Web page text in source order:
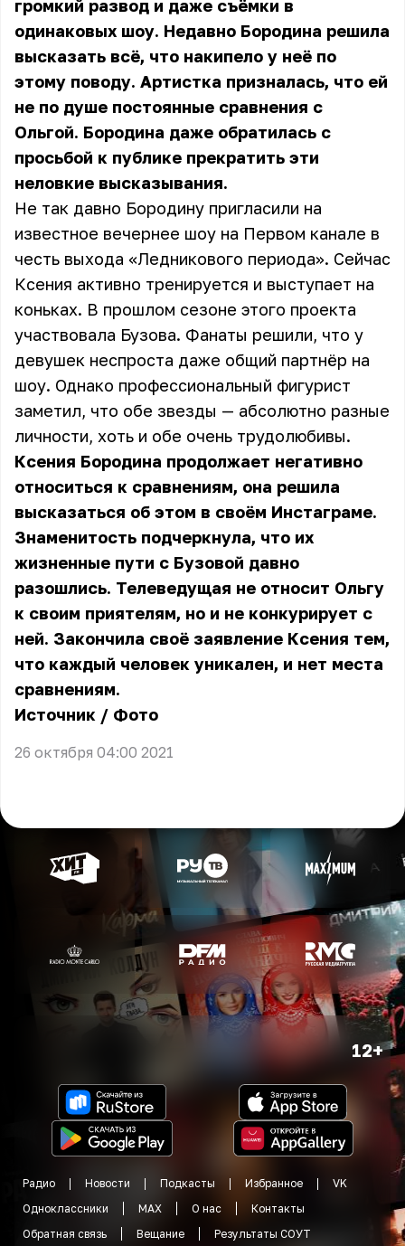
громкий развод и даже съёмки в
одинаковых шоу. Недавно Бородина решила
высказать всё, что накипело у неё по
этому поводу. Артистка призналась, что ей
не по душе постоянные сравнения с
Ольгой. Бородина даже обратилась с
просьбой к публике прекратить эти
неловкие высказывания.
Не так давно Бородину пригласили на
известное вечернее шоу на Первом канале в
честь выхода «Ледникового периода». Сейчас
Ксения активно тренируется и выступает на
коньках. В прошлом сезоне этого проекта
участвовала Бузова. Фанаты решили, что у
девушек неспроста даже общий партнёр на
шоу. Однако профессиональный фигурист
заметил, что обе звезды — абсолютно разные
личности, хоть и обе очень трудолюбивы.
Ксения Бородина продолжает негативно
относиться к сравнениям, она решила
высказаться об этом в своём Инстаграме.
Знаменитость подчеркнула, что их
жизненные пути с Бузовой давно
разошлись. Телеведущая не относит Ольгу
к своим приятелям, но и не конкурирует с
ней. Закончила своё заявление Ксения тем,
что каждый человек уникален, и нет места
сравнениям.
Источник / Фото
26 октября 04:00 2021
12+
Радио Новости Подкасты Избранное
VK
Одноклассники
MAX О нас
Контакты
Обратная связь
Вещание Результаты СОУТ